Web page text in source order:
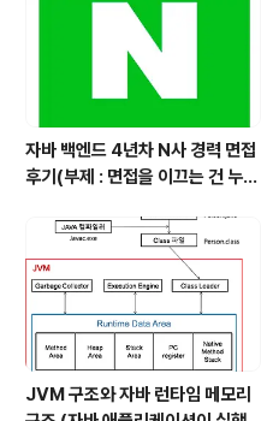
자바 백엔드 4년차 N사 경력 면접
후기(부제 : 면접을 이끄는 건 누구
JVM 구조와 자바 런타임 메모리